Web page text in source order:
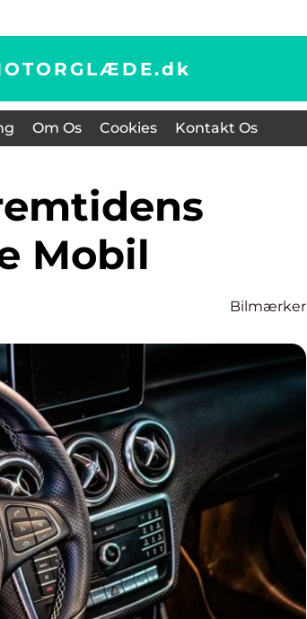
dk
Om Os Cookies Kontakt Os
Mobil
Bilmærker